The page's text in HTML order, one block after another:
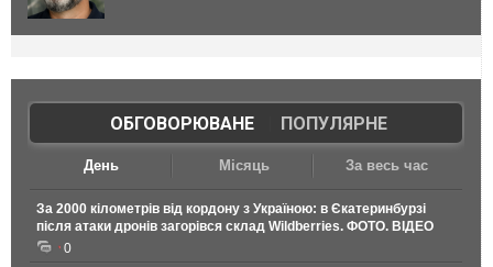
ОБГОВОРЮВАНЕ| ПОПУЛЯРНЕ
День Місяць За весь час
За 2000 кілометрів від кордону з Україною: в Єкатеринбурзі
після атаки дронів загорівся склад Wildberries. ФОТО. ВІДЕО
0